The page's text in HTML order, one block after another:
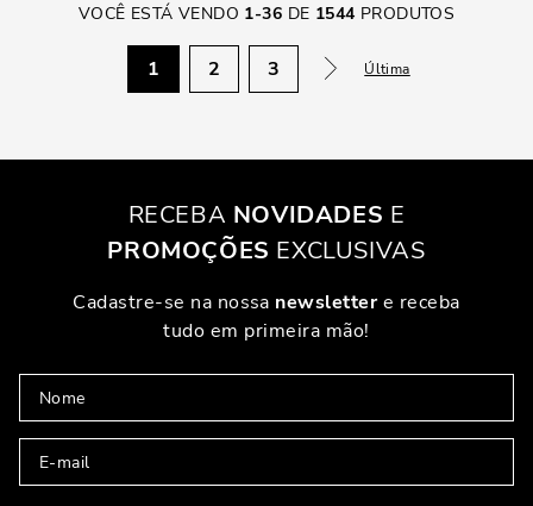
VOCÊ ESTÁ VENDO 1-36 DE 1544 PRODUTOS
1 2 3 Última
RECEBA NOVIDADES E
PROMOÇÕES EXCLUSIVAS
Cadastre-se na nossa newslettere receba
tudo em primeira mão!